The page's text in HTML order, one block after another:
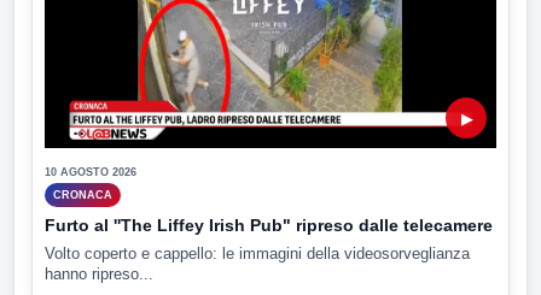
▶
10 AGOSTO 2026
CRONACA
Furto al ''The Liffey Irish Pub" ripreso dalle telecamere
Volto coperto e cappello: le immagini della videosorveglianza
hanno ripreso...